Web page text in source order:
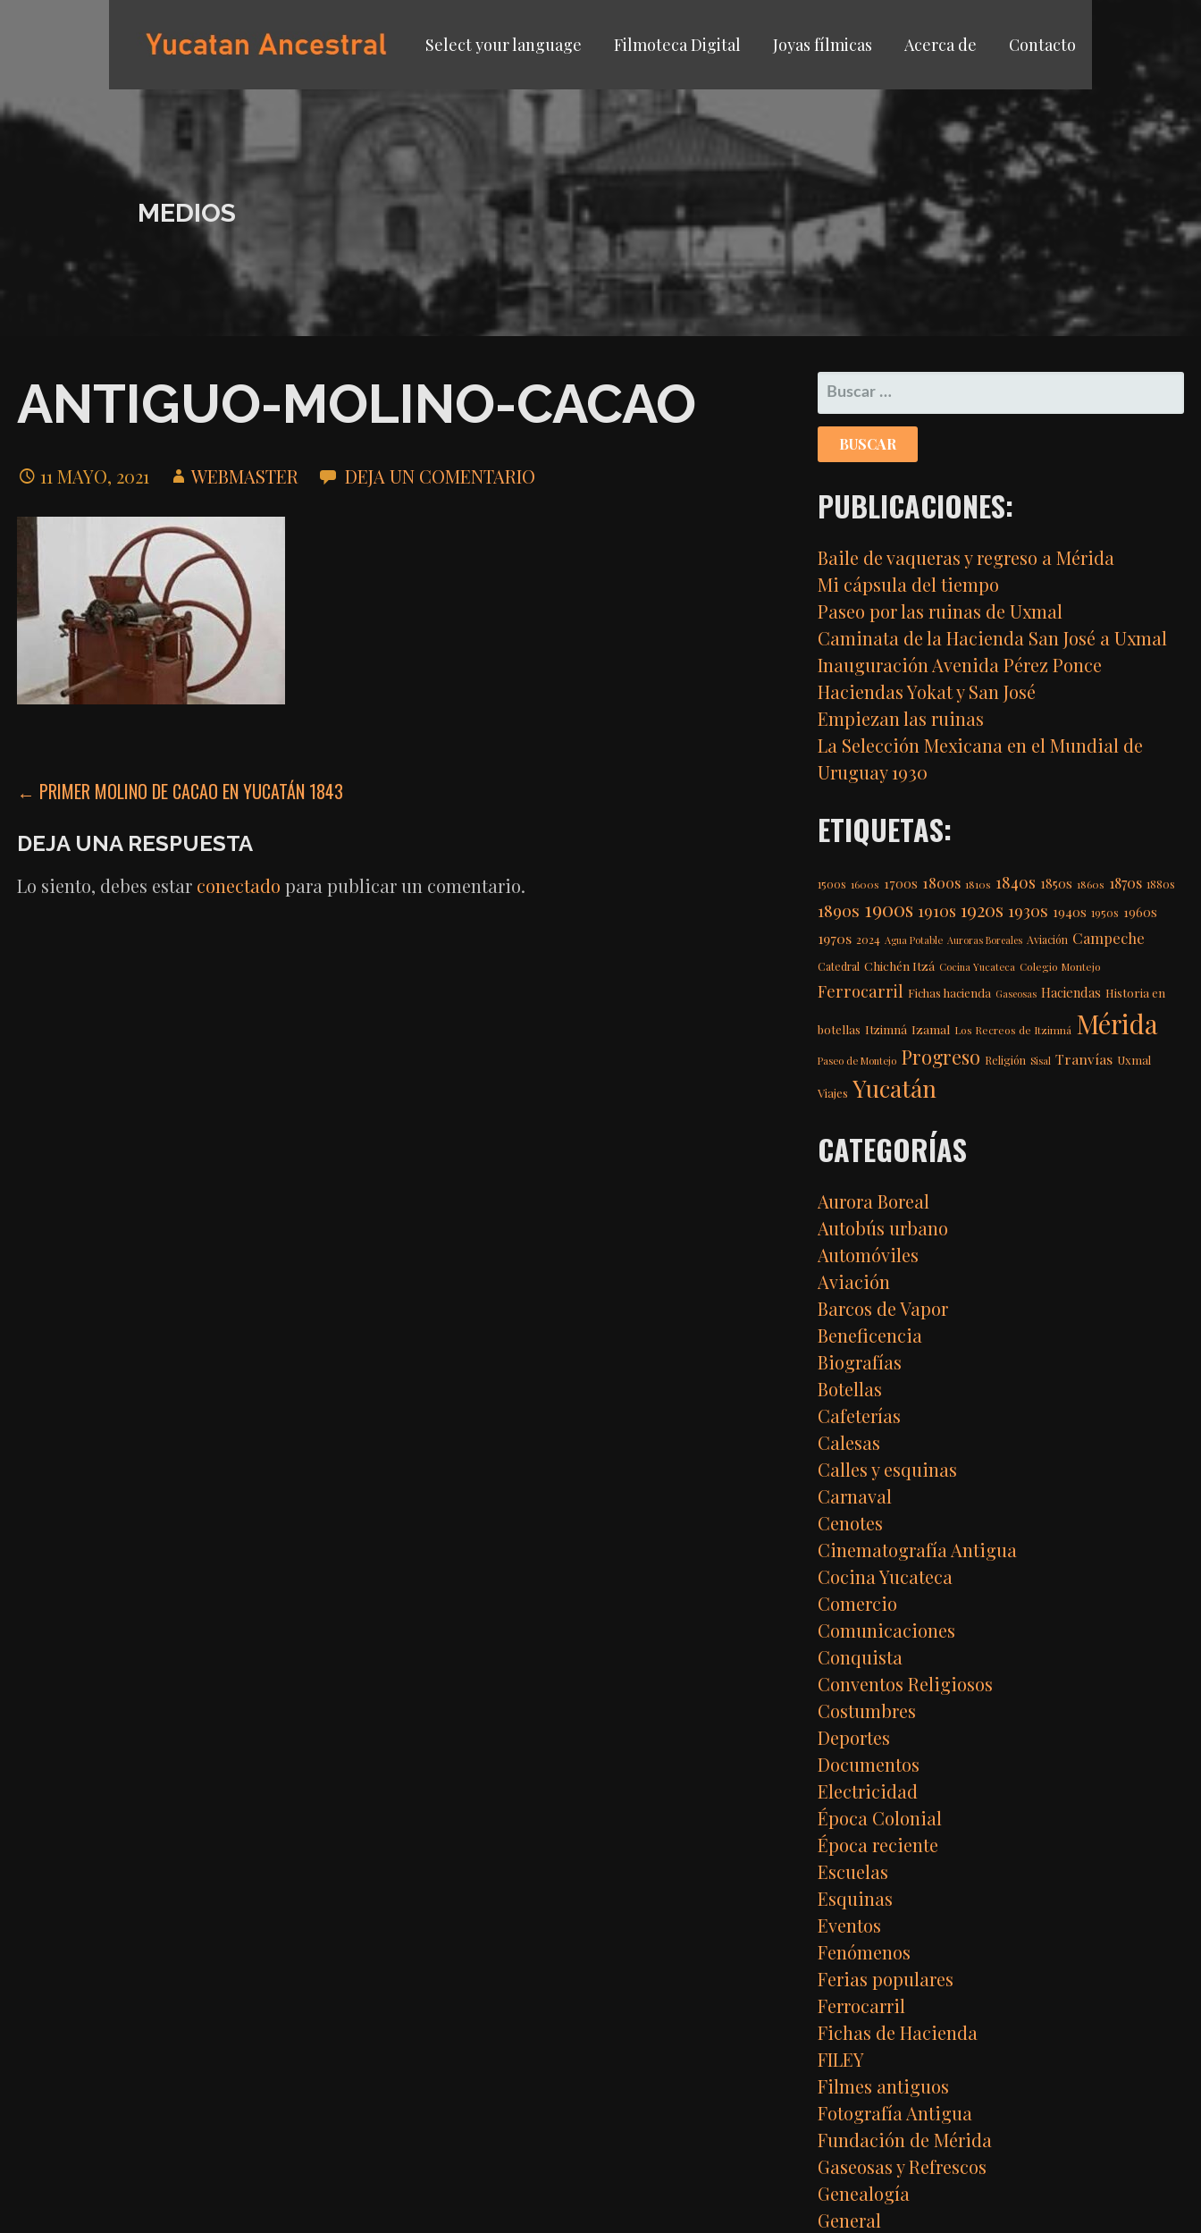
YUCATAN ANCESTRAL
Select your language Filmoteca Digital Joyas fílmicas Acerca de Contacto
MEDIOS
ANTIGUO-MOLINO-CACAO
11 MAYO, 2021 WEBMASTER DEJA UN COMENTARIO
NAVEGACIÓN
DE
ENTRADAS
← PRIMER MOLINO DE CACAO EN YUCATÁN 1843
DEJA UNA RESPUESTA
Lo siento, debes estar conectado para publicar un comentario.
BUSCAR:
PUBLICACIONES:
Baile de vaqueras y regreso a Mérida
Mi cápsula del tiempo
Paseo por las ruinas de Uxmal
Caminata de la Hacienda San José a Uxmal
Inauguración Avenida Pérez Ponce
Haciendas Yokat y San José
Empiezan las ruinas
La Selección Mexicana en el Mundial de
Uruguay 1930
ETIQUETAS:
1500s 1600s 1700s 1800s 1810s 1840s 1850s 1860s 1870s 1880s
1890s 1900s 1910s 1920s 1930s 1940s 1950s 1960s
1970s 2024 Agua Potable Auroras Boreales Aviación Campeche
Catedral Chichén Itzá Cocina Yucateca Colegio Montejo
Ferrocarril Fichas hacienda Gaseosas Haciendas Historia en
botellas Itzimná Izamal Los Recreos de Itzimná Mérida
Paseo de Montejo Progreso Religión Sisal Tranvías Uxmal
Viajes Yucatán
CATEGORÍAS
Aurora Boreal
Autobús urbano
Automóviles
Aviación
Barcos de Vapor
Beneficencia
Biografías
Botellas
Cafeterías
Calesas
Calles y esquinas
Carnaval
Cenotes
Cinematografía Antigua
Cocina Yucateca
Comercio
Comunicaciones
Conquista
Conventos Religiosos
Costumbres
Deportes
Documentos
Electricidad
Época Colonial
Época reciente
Escuelas
Esquinas
Eventos
Fenómenos
Ferias populares
Ferrocarril
Fichas de Hacienda
FILEY
Filmes antiguos
Fotografía Antigua
Fundación de Mérida
Gaseosas y Refrescos
Genealogía
General